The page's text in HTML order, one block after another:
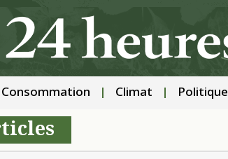
Consommation Climat Politique